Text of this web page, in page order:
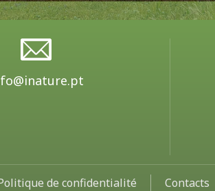
de confidentialité Contacts